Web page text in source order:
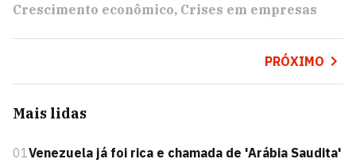
Crescimento econômico Crises em empresas
PRÓXIMO
Mais lidas
01Venezuela já foi rica e chamada de 'Arábia Saudita'